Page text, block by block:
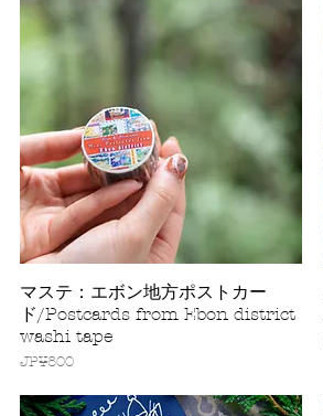
快速瀏覽
マステ：エボン地方ポストカー
ド/Postcards from Ebon district
washi tape
價格
JP¥800